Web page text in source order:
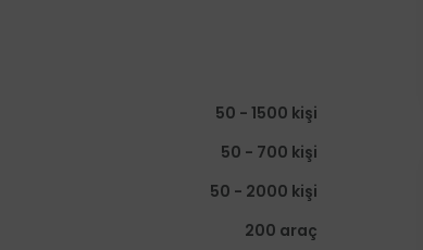
50 - 1500 kişi
50 - 700 kişi
50 - 2000 kişi
200 araç